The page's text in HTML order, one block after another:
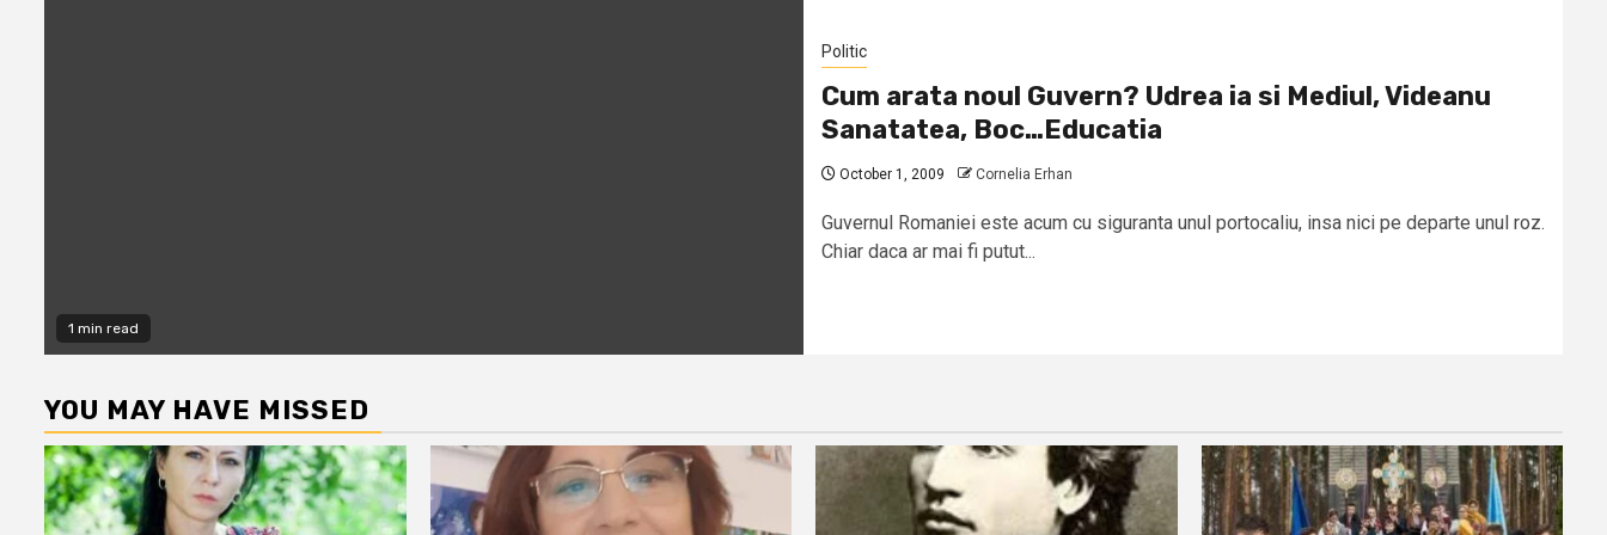
1 min read
Politic
Cum arata noul Guvern? Udrea ia si Mediul, Videanu
Sanatatea, Boc…Educatia
October 1, 2009 Cornelia Erhan
Guvernul Romaniei este acum cu siguranta unul portocaliu, insa nici pe departe unul roz.
Chiar daca ar mai fi putut...
YOU MAY HAVE MISSED